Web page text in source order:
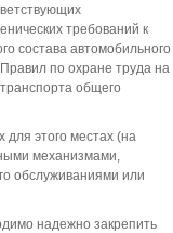
требований к
состава автомобильного
по охране труда на
общего
этого местах (на
механизмами,
обслуживаниями или
надежно закрепить